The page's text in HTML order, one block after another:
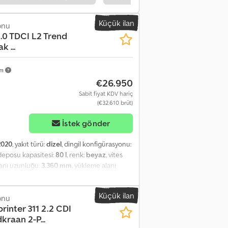
ayarlanabilir ön koltuklar -
özellikli - Sis farları - Radyo - Radyo
- Bluetooth özellikli telefon = Ek Bilgiler
Tork: 360 Nm Silindir sayısı: 4 Motor
ağırlık: 3.500 kg İşlevsellik Vinç: Hiab 013,
yakıt tüketimi: 7,4 l/100km Şehir içi
Durum Sahip sayısı: 2 APK (Periyodik
Ürün Güvenliği Üretici: Dani
Küçük ilan
TDCI L2 Trend
...
€26.950
Sabit fiyat KDV hariç
(€32.610 brüt)
İstek gönder
, yakıt türü:dizel, dingil konfigürasyonu:
kapasitesi:80 l, renk: beyaz, vites
uzunluğu: 3.360 mm, yükleme alanı
elektrikli ayna, elektrikli cam sistemi,
lambaları, start-stop sistemi, tam
Otomatik kısa farlar - Isıtmalı dış dikiz
dış aynalar - Euro 6 - Sürücü
simidi - Deri direksiyon - Bel destek
Küçük ilan
311 2.2 CDI
2-P...